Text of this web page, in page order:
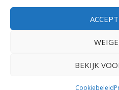
BEKIJK
Cookiebeleid
Elegant